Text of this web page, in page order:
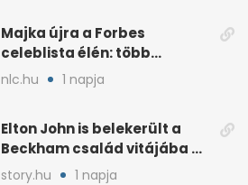
Majka újra a Forbes
celeblista élén: több
váratlan név az
élmezőnyben
nlc.hu 1 napja
Elton John is belekerült a
Beckham család vitájába a
francia Riviérán
story.hu 1 napja